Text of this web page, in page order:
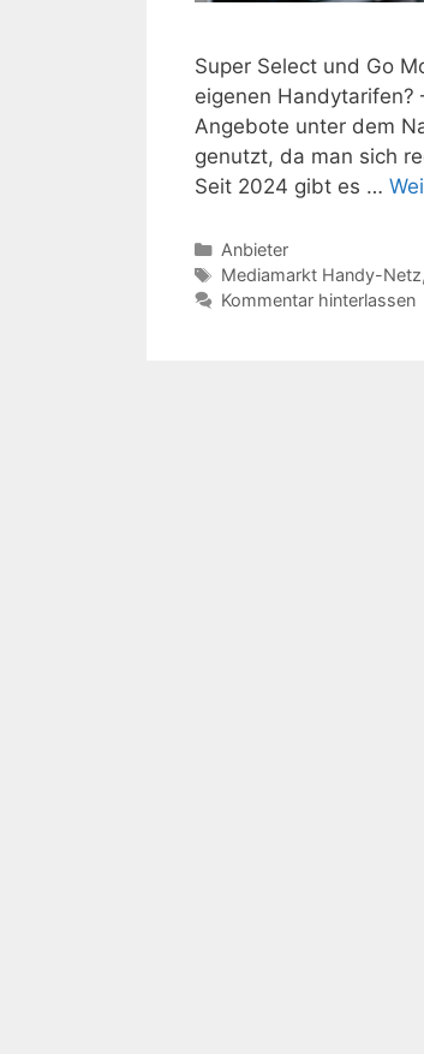
Super Select und Go
eigenen
Angebote unter dem
genutzt, da man sich
Seit 2024 gibt es …
Kategorien
Anbieter
Schlagwörter
Mediamarkt Handy-Netz,
Kommentar hinterlassen